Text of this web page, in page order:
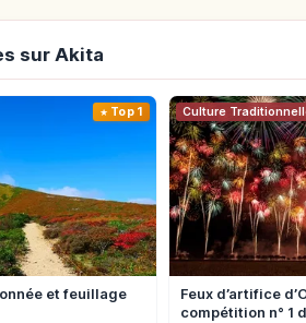
sur Akita
Top 1
et feuillage
Culture
Feux d’artifice
compétition n° 1